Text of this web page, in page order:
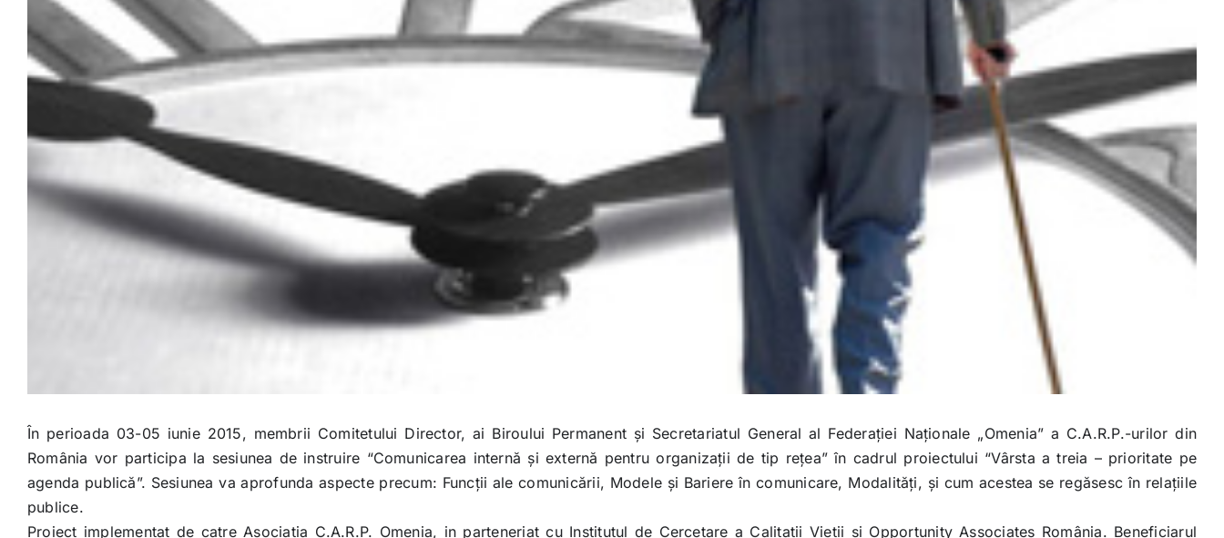
În perioada 03-05 iunie 2015, membrii Comitetului Director, ai Biroului Permanent și Secretariatul General al Federației Naționale „Omenia” a C.A.R.P.-urilor din
România vor participa la sesiunea de instruire “Comunicarea internă și externă pentru organizații de tip rețea” în cadrul proiectului “Vârsta a treia – prioritate pe
agenda publică”. Sesiunea va aprofunda aspecte precum: Funcții ale comunicării, Modele și Bariere în comunicare, Modalități, și cum acestea se regăsesc în relațiile
publice.
Proiect implementat de catre Asociatia C.A.R.P. Omenia, in parteneriat cu Institutul de Cercetare a Calitatii Vietii si Opportunity Associates România. Beneficiarul